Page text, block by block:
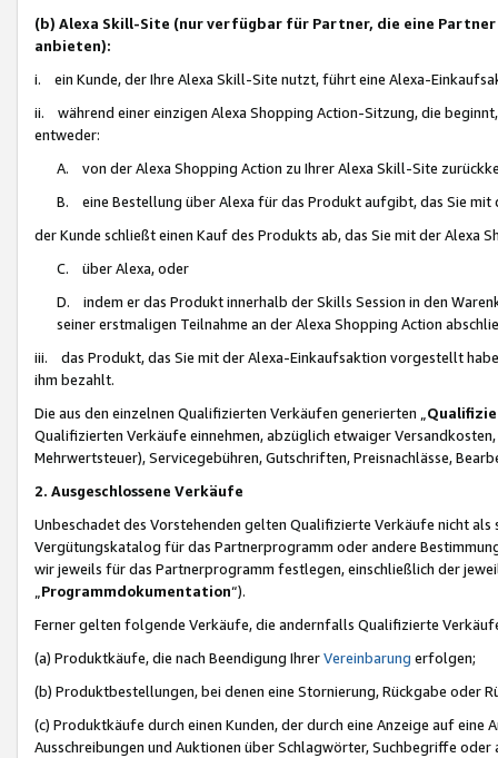
(b) Alexa Skill-Site (nur verfügbar für Partner, die eine
anbieten):
i. ein Kunde, der Ihre Alexa Skill-Site nutzt, führt eine Alexa-
ii. während einer einzigen Alexa Shopping Action-Sitzung, die
entweder:
A. von der Alexa Shopping Action zu Ihrer Alexa Skill-Site
B. eine Bestellung über Alexa für das Produkt aufgibt, das Sie mit
der Kunde schließt einen Kauf des Produkts ab, das Sie mit der Alexa
C. über Alexa, oder
D. indem er das Produkt innerhalb der Skills Session in den
seiner erstmaligen Teilnahme an der Alexa Shopping Action
iii. das Produkt, das Sie mit der Alexa-Einkaufsaktion vorgestellt
ihm bezahlt.
Die aus den einzelnen Qualifizierten Verkäufen generierten „
Qualifizierten Verkäufe einnehmen, abzüglich etwaiger
Mehrwertsteuer), Servicegebühren, Gutschriften, Preisnachlässe,
2. Ausgeschlossene Verkäufe
Unbeschadet des Vorstehenden gelten Qualifizierte Verkäufe nicht
Vergütungskatalog für das Partnerprogramm oder andere
wir jeweils für das Partnerprogramm festlegen, einschließlich der
Programmdokumentation“).
Ferner gelten folgende Verkäufe, die andernfalls Qualifizierte
(a) Produktkäufe, die nach Beendigung IhrerVereinbarung erfolgen;
(b) Produktbestellungen, bei denen eine Stornierung, Rückgabe oder
(c) Produktkäufe durch einen Kunden, der durch eine Anzeige auf
Ausschreibungen und Auktionen über Schlagwörter, Suchbegriffe